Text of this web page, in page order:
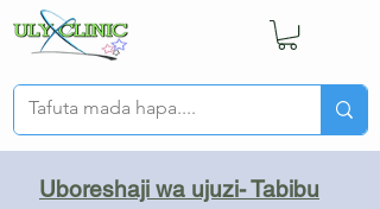
Uboreshaji wa ujuzi- Tabibu